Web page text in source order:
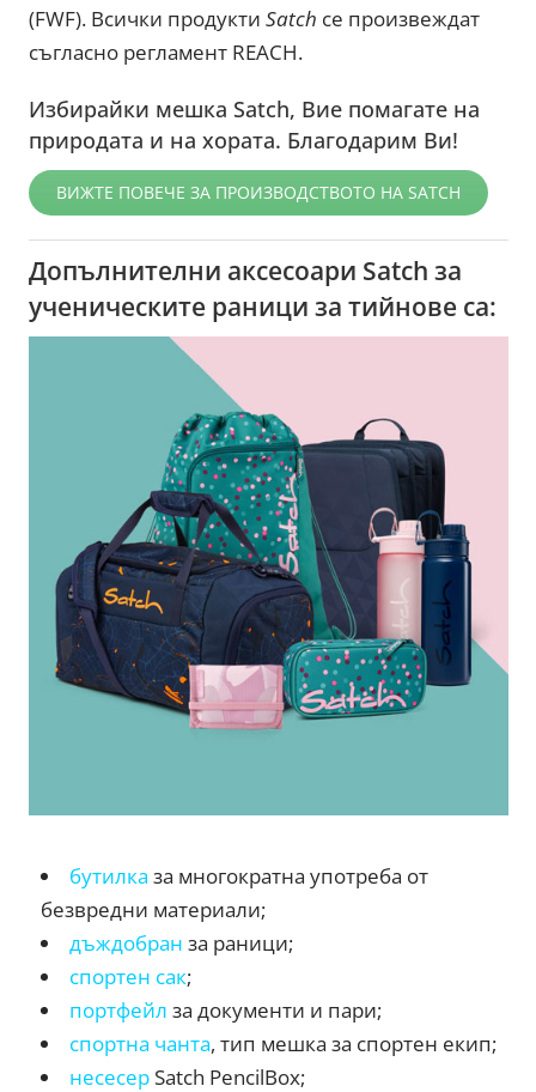
(FWF). Всички продуктиSatch се произвеждат
съгласно регламент REACH.
Избирайки мешка Satch, Вие помагате на
природата и на хората. Благодарим Ви!
ВИЖТЕ ПОВЕЧЕ ЗА ПРОИЗВОДСТВОТО НА SATCH
Допълнителни аксесоари Satch за
ученическите раници за тийнове са:
бутилка за многократна употреба от
безвредни материали;
дъждобран за раници;
спортен сак;
портфейл за документи и пари;
спортна чанта, тип мешка за спортен екип;
несесерSatch PencilBox;